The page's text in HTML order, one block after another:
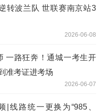
转波兰队 世联赛南京站3
2026-06-08
一路狂奔！通城一考生开
准考证进考场
2026-06-07
|线路统一更换为“985、